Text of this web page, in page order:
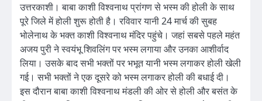
उत्तरकाशी। बाबा काशी विश्वनाथ प्रांगण से भस्म की होली के साथ
पूरे जिले में होली शुरू होती है। रविवार यानी 24 मार्च की सुबह
भोलेनाथ के भक्त काशी विश्वनाथ मंदिर पहुंचे। जहां सबसे पहले महंत
अजय पुरी ने स्वयंभू शिवलिंग पर भस्म लगाया और उनका आशीर्वाद
लिया। उसके बाद सभी भक्तों पर भभूत यानी भस्म लगाकर होली खेली
गई। सभी भक्तों ने एक दूसरे को भस्म लगाकर होली की बधाई दी।
इस दौरान बाबा काशी विश्वनाथ मंडली की ओर से होली और बसंत के